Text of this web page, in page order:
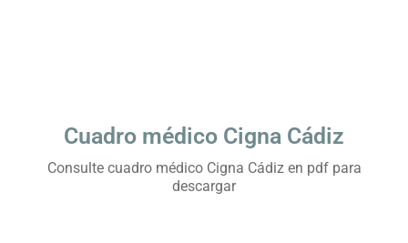
Cuadro médico Cigna Cádiz
Consulte cuadro médico Cigna Cádiz en pdf para
descargar